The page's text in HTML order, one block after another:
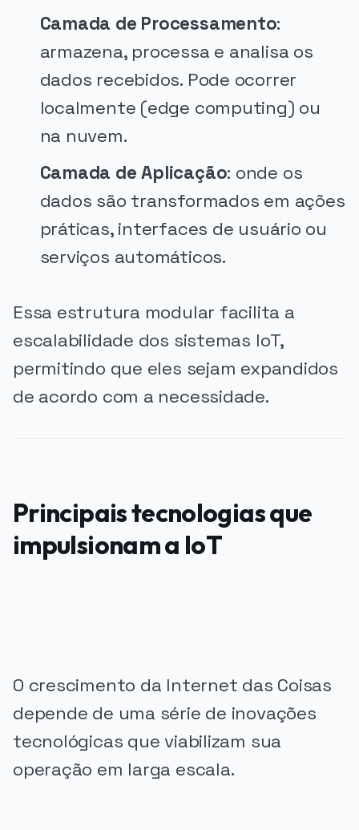
Camada de Processamento:
armazena, processa e analisa os
dados recebidos. Pode ocorrer
localmente (edge computing) ou
na nuvem.
Camada de Aplicação: onde os
dados são transformados em ações
práticas, interfaces de usuário ou
serviços automáticos.
Essa estrutura modular facilita a
escalabilidade dos sistemas IoT,
permitindo que eles sejam expandidos
de acordo com a necessidade.
Principais tecnologias que
impulsionam a IoT
O crescimento da Internet das Coisas
depende de uma série de inovações
tecnológicas que viabilizam sua
operação em larga escala.